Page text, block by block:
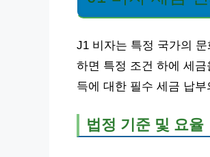
J1 비자는 특정 국가의
하면 특정 조건 하에 세
득에 대한 필수 세금 납
법정 기준 및 요율